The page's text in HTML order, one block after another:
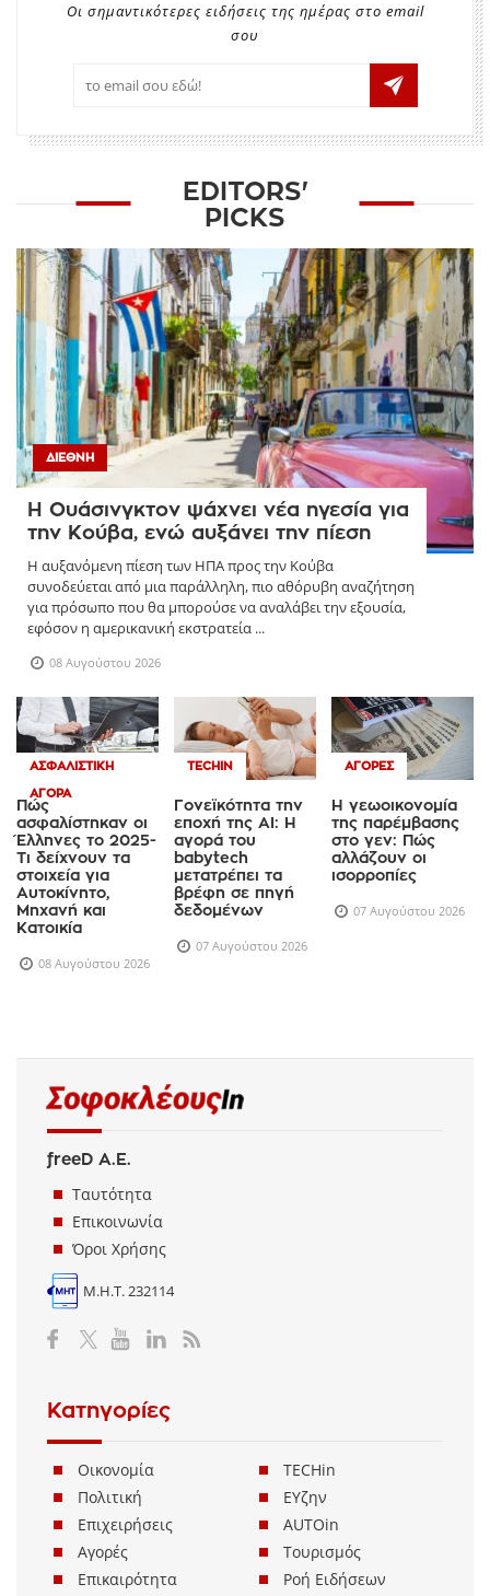
Οι σημαντικότερες ειδήσεις της ημέρας στο email
σου
EDITORS'
PICKS
ΔΙΕΘΝΉ
Η Ουάσινγκτον ψάχνει νέα ηγεσία για
την Κούβα, ενώ αυξάνει την πίεση
Η αυξανόμενη πίεση των ΗΠΑ προς την Κούβα
συνοδεύεται από μια παράλληλη, πιο αθόρυβη αναζήτηση
για πρόσωπο που θα μπορούσε να αναλάβει την εξουσία,
εφόσον η αμερικανική εκστρατεία ...
ΑΣΦΑΛΙΣΤΙΚΉ
ΑΓΟΡΆ
Πώς
ασφαλίστηκαν οι
Έλληνες το 2025-
Τι δείχνουν τα
στοιχεία για
Αυτοκίνητο,
Μηχανή και
Γονεϊκότητα την
εποχή της AI: Η
αγορά του
babytech
μετατρέπει τα
βρέφη σε πηγή
Η γεωοικονομία
της παρέμβασης
στο γεν: Πώς
αλλάζουν οι
freeD Α.Ε.
Ταυτότητα
Επικοινωνία
Όροι Χρήσης
Κατηγορίες
Οικονομία
Πολιτική
Επιχειρήσεις
Αγορές
TECHin
ΕΥζην
AUTOin
Τουρισμός